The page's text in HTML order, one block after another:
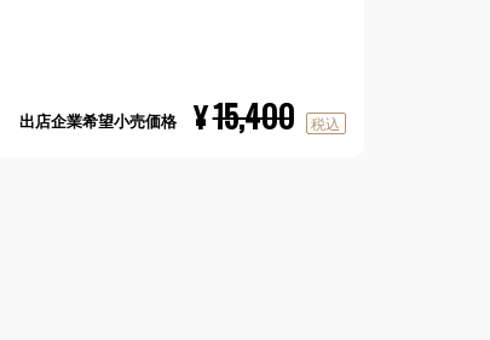
出店企業希望小売価格 ¥15,400